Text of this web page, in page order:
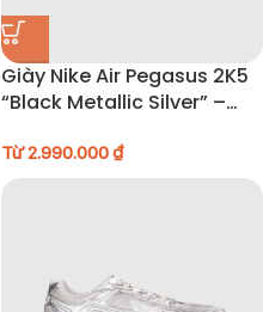
Giày Nike Air Pegasus 2K5
“Black Metallic Silver” –
Từ2.990.000₫